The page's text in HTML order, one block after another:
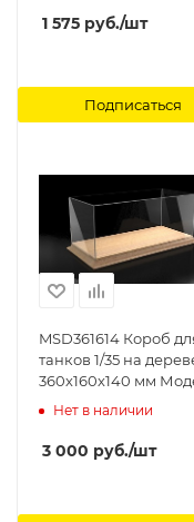
1 575 руб./шт
Подписаться
MSD361614 Короб
танков 1/35 на
360х160х140 мм
Сервис
Нет в наличии
3 000 руб./шт